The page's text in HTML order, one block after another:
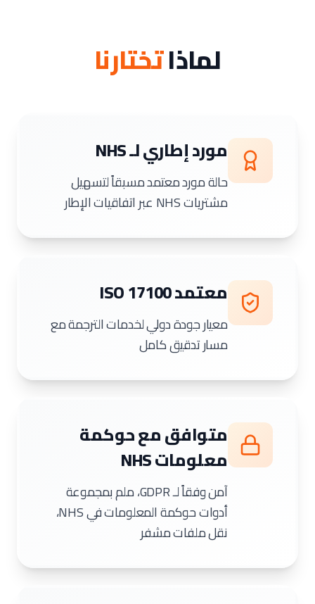
لماذاتختارنا
مورد إطاري لـ NHS
حالة مورد معتمد مسبقاً لتسهيل
مشتريات NHS عبر اتفاقيات الإطار
معتمد ISO 17100
معيار جودة دولي لخدمات الترجمة مع
مسار تدقيق كامل
متوافق مع حوكمة
معلومات NHS
آمن وفقاً لـ GDPR، ملم بمجموعة
أدوات حوكمة المعلومات في NHS،
نقل ملفات مشفر